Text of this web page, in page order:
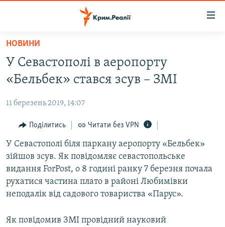
Перейти
основного
матеріалу
до
навігації
Перейти
до
пошуку
ВОДА.КРИМ
ПОЛІТИКА
БЛОГИ
ПОГЛЯД
ІНТЕРВ'Ю
ВСЕ ЗА ДЕНЬ
СПЕЦПРОЕКТИ
ДЕПОРТАЦІЯ
ЯК ОБІЙТИ БЛОКУВАННЯ
НОВИНИ
У Севастополі в аеропорту
«Бельбек» стався зсув – ЗМІ
11 березень 2019, 14:07
Поділитись Читати без VPN
У Севастополі біля паркану аеропорту «Бельбек»
зійшов зсув. Як повідомляє севастопольське
видання ForPost, о 8 годині ранку 7 березня почала
рухатися частина плато в районі Любимівки
неподалік від садового товариства «Парус».
Як повідомив ЗМІ провідний науковий